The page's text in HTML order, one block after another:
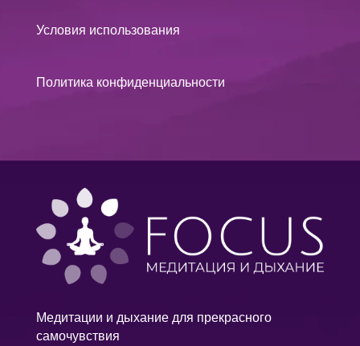
Условия использования
Политика конфиденциальности
Медитации и дыхание для прекрасного
самочувствия